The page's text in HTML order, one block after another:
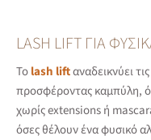
LASH LIFT ΓΙΑ
Τοlash liftαναδεικνύει
προσφέροντας καμπύλη,
χωρίς extensions ή
όσες θέλουν ένα φυσικό